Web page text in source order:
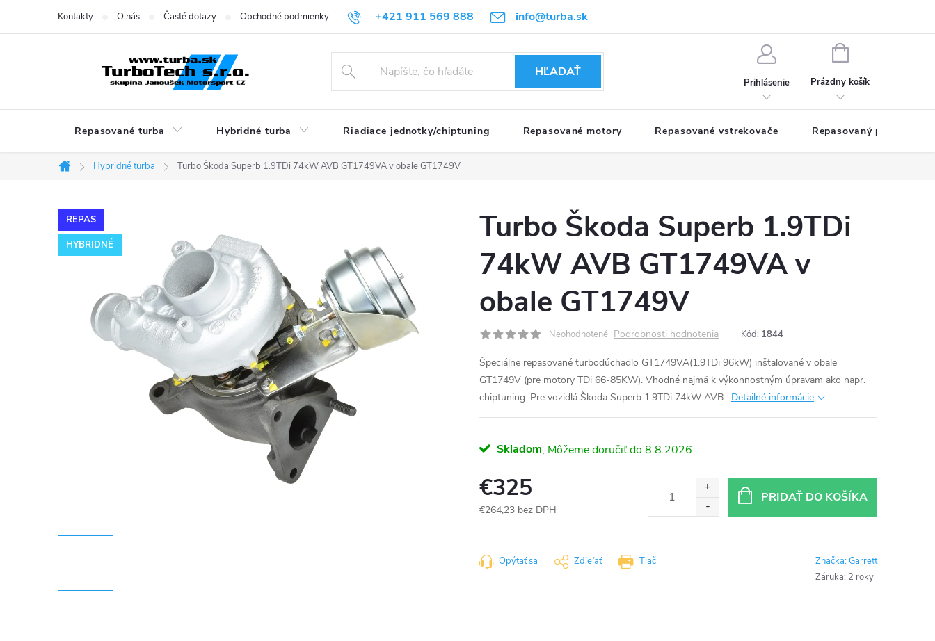
+421 911 569 888 info@turba.sk
Kontakty O nás Časté dotazy Obchodné podmienky GDPR
HĽADAŤ
Prihlásenie
NÁKUPNÝ
Prázdny košík
Repasované turba Hybridné turba Riadiace jednotky/chiptuning Repasované motory Repasované vstrekovače Repasovaný pohon TDM
Domov
Hybridné turba Turbo Škoda Superb 1.9TDi 74kW AVB GT1749VA v obale GT1749V
REPAS
HYBRIDNÉ
Turbo Škoda Superb 1.9TDi
74kW AVB GT1749VA v
obale GT1749V
Neohodnotené Podrobnosti hodnotenia Kód: 1844
Špeciálne repasované turbodúchadlo GT1749VA(1.9TDi 96kW) inštalované v obale
GT1749V (pre motory TDi 66-85KW). Vhodné najmä k výkonnostným úpravam ako napr.
chiptuning. Pre vozidlá Škoda Superb 1.9TDi 74kW AVB. Detailné informácie
Skladom 8.8.2026
€325
€264,23 bez DPH
cena:
PRIDAŤ DO KOŠÍKA
Tlač
Opýtať sa Zdieľať Značka:Garrett
Záruka: 2 roky